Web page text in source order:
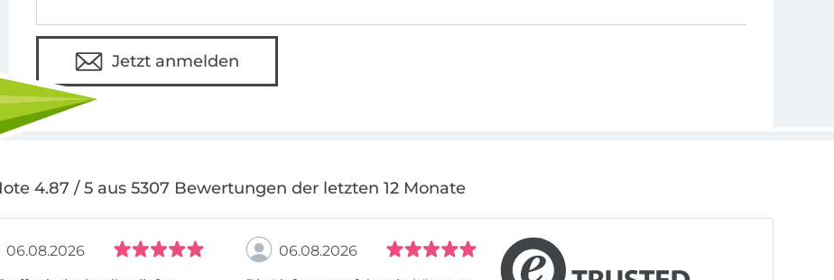
Jetzt anmelden
4.87 / 5 aus 5307 Bewertungen der letzten 12 Monate
06.08.2026
06.08.2026